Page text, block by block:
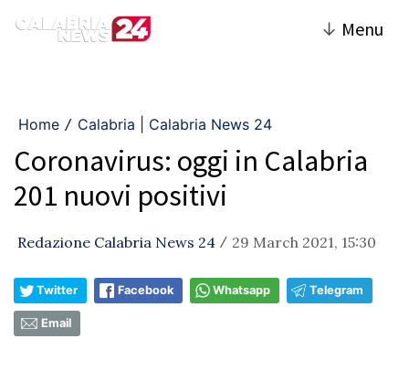
↓ Menu
Home / Calabria | Calabria News 24
Coronavirus: oggi in Calabria
201 nuovi positivi
Redazione Calabria News 24 / 29 March 2021, 15:30
Twitter Facebook Whatsapp Telegram
Email